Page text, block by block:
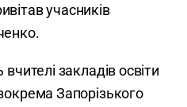
учасників
закладів освіти
Запорізького